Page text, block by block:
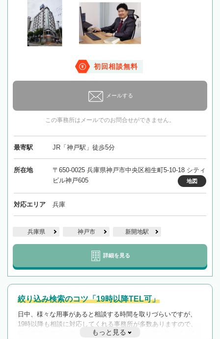
初回相談無料
メールする
この事務所はメールでのお問合せができません。
最寄駅 JR「神戸駅」徒歩5分
所在地
〒650-0025 兵庫県神戸市中央区相生町5-10-18 シティ
ビル神戸605
地図
対応エリア 兵庫
兵庫県 神戸市 新開地駅
詳細を見る
絞り込み検索のコツ「19時以降TEL可」
日中、様々な用事があると相談する時間を取りづらいですが、
19時以降も相談に対応してくれる事務所が多数ありますので、
遅い時間の相談が増えそうな場合はそのような事務所に絞り込
もっと見る